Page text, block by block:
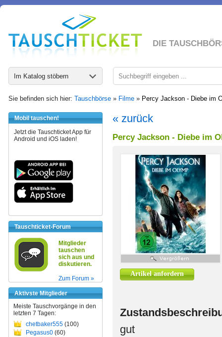
DIE
Im Katalog stöbern
Sie befinden sich hier: Tauschbörse » Filme » Percy Jackson - Diebe im
Mobil tauschen!
Jetzt die Tauschticket App für
Android und iOS laden!
Tauschticket-Forum
Mitglieder
tauschen
sich aus und
diskutieren.
Zum Forum »
Aktivste Mitglieder
Meiste Tauschvorgänge in den
letzten 7 Tagen:
chetbaker555 (100)
Pegasus0 (60)
« zurück
Percy Jackson - Diebe im
Artikel anfordern
gut